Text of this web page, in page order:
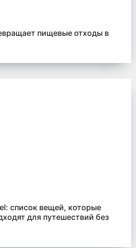
пищевые отходы в
список вещей, которые
для путешествий без